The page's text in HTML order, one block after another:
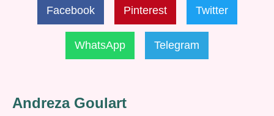
Facebook Pinterest Twitter
WhatsApp Telegram
Andreza Goulart